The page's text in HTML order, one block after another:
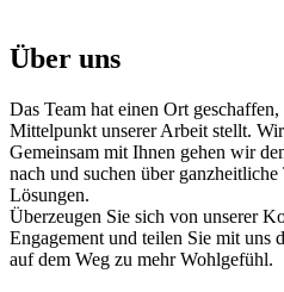
Über uns
Das Team hat einen Ort
Mittelpunkt unserer Arbeit stellt.
Gemeinsam mit Ihnen gehen wir
nach und suchen über ganzheitliche
Lösungen.
Überzeugen Sie sich von unserer
Engagement und teilen Sie mit uns
auf dem Weg zu mehr Wohlgefühl.